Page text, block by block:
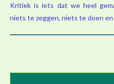
Kritiek is iets dat we heel
niets te zeggen, niets te doen